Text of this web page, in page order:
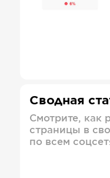
Сводная
Смотрите, как
страницы в
по всем